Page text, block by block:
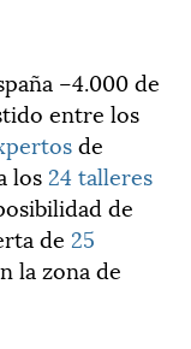
–4.000 de
entre los
de
los 24 talleres
de
de 25
la zona de